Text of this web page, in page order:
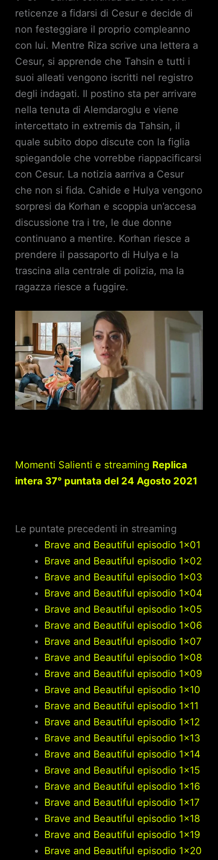
reticenze a fidarsi di Cesur e decide di
non festeggiare il proprio compleanno
con lui. Mentre Riza scrive una lettera a
Cesur, si apprende che Tahsin e tutti i
suoi alleati vengono iscritti nel registro
degli indagati. Il postino sta per arrivare
nella tenuta di Alemdaroglu e viene
intercettato in extremis da Tahsin, il
quale subito dopo discute con la figlia
spiegandole che vorrebbe riappacificarsi
con Cesur. La notizia aarriva a Cesur
che non si fida. Cahide e Hulya vengono
sorpresi da Korhan e scoppia un’accesa
discussione tra i tre, le due donne
continuano a mentire. Korhan riesce a
prendere il passaporto di Hulya e la
trascina alla centrale di polizia, ma la
ragazza riesce a fuggire.
Momenti Salienti e streaming Replica
intera 37° puntata del 24 Agosto 2021
Le puntate precedenti in streaming
Brave and Beautiful episodio 1×01
Brave and Beautiful episodio 1×02
Brave and Beautiful episodio 1×03
Brave and Beautiful episodio 1×04
Brave and Beautiful episodio 1×05
Brave and Beautiful episodio 1×06
Brave and Beautiful episodio 1×07
Brave and Beautiful episodio 1×08
Brave and Beautiful episodio 1×09
Brave and Beautiful episodio 1×10
Brave and Beautiful episodio 1×11
Brave and Beautiful episodio 1×12
Brave and Beautiful episodio 1×13
Brave and Beautiful episodio 1×14
Brave and Beautiful episodio 1×15
Brave and Beautiful episodio 1×16
Brave and Beautiful episodio 1×17
Brave and Beautiful episodio 1×18
Brave and Beautiful episodio 1×19
Brave and Beautiful episodio 1×20